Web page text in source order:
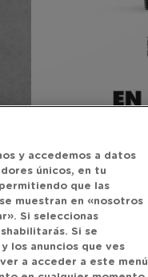
y accedemos a datos
únicos, en tu
que las
muestran en «nosotros
Si seleccionas
Si se
los anuncios que ves
a acceder a este menú